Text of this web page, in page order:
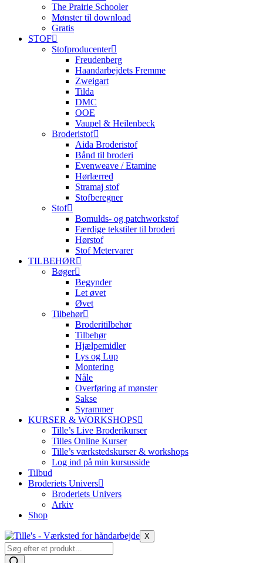
The Prairie Schooler
Mønster til download
Gratis
STOF
Stofproducenter
Freudenberg
Haandarbejdets Fremme
Zweigart
Tilda
DMC
OOE
Vaupel & Heilenbeck
Broderistof
Aida Broderistof
Bånd til broderi
Evenweave / Etamine
Hørlærred
Stramaj stof
Stofberegner
Stof
Bomulds- og patchworkstof
Færdige tekstiler til broderi
Hørstof
Stof Metervarer
TILBEHØR
Bøger
Begynder
Let øvet
Øvet
Tilbehør
Broderitilbehør
Tilbehør
Hjælpemidler
Lys og Lup
Montering
Nåle
Overføring af mønster
Sakse
Syrammer
KURSER & WORKSHOPS
Tille’s Live Broderikurser
Tilles Online Kurser
Tille’s værkstedskurser & workshops
Log ind på min kursusside
Tilbud
Broderiets Univers
Broderiets Univers
Arkiv
Shop
X
Products
search